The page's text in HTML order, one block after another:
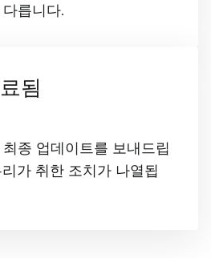
릅니다.
됨
종 업데이트를 보내드립
가 취한 조치가 나열됩